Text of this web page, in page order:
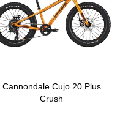
Cannondale Cujo 20 Plus
Crush